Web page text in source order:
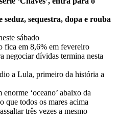
seduz, sequestra, dopa e rouba
sábado
fica em 8,6% em fevereiro
negociar dívidas termina nesta
a Lula, primeiro da história a
‘oceano’ abaixo da
que todos os mares acima
três vezes a mesmo